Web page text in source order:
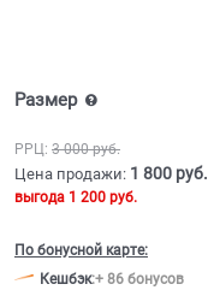
Размер
РРЦ: 3 000 руб.
Цена продажи: 1 800 руб.
выгода 1 200 руб.
По бонусной карте:
Кешбэк:+ 86 бонусов